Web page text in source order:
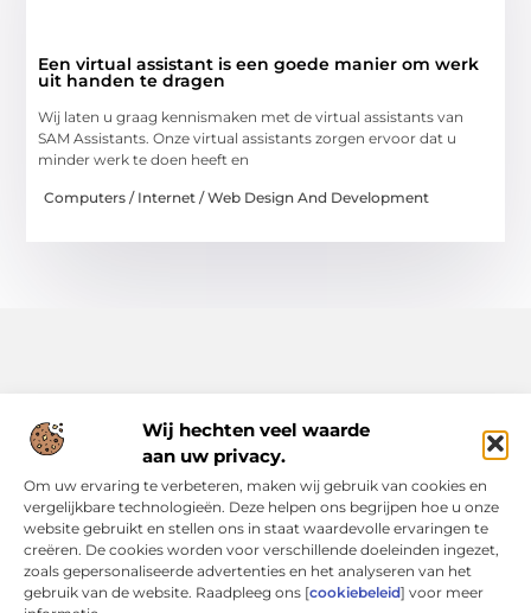
Wij hechten veel waarde
aan uw privacy.
Om uw ervaring te verbeteren, maken wij gebruik van cookies en
vergelijkbare technologieën. Deze helpen ons begrijpen hoe u onze
website gebruikt en stellen ons in staat waardevolle ervaringen te
creëren. De cookies worden voor verschillende doeleinden ingezet,
zoals gepersonaliseerde advertenties en het analyseren van het
gebruik van de website. Raadpleeg ons [cookiebeleid] voor meer
Een virtual assistant is een goede manier om werk
uit handen te dragen
Wij laten u graag kennismaken met de virtual assistants van
SAM Assistants. Onze virtual assistants zorgen ervoor dat u
minder werk te doen heeft en
Computers / Internet / Web Design And Development
Alles uit het dagelijks leven, verzameld voor jou.
Ontdek een rijke verzameling blogs en artikelen die je
inspireren, informeren en verrijken, allemaal op Bsone.nl.
Bericht categorie